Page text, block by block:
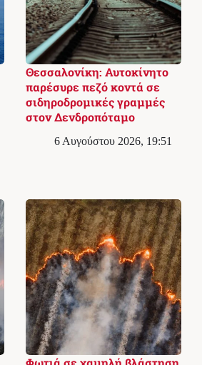
Θεσσαλονίκη: Αυτοκίνητο
παρέσυρε πεζό κοντά σε
σιδηροδρομικές γραμμές
στον Δενδροπόταμο
6 Αυγούστου 2026, 19:51